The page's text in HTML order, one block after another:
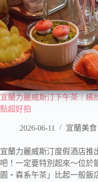
宜蘭力麗威斯汀下午茶｜繽
點超好拍
2026-06-11 宜蘭美
宜蘭力麗威斯汀度假酒店推
吧！一定要特別起來～位於
園・森系午茶」比起一般飯